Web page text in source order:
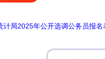
计局2025年公开选调公务员报名